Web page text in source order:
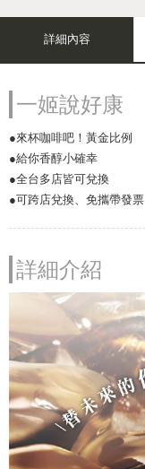
詳細內容
一姬說好康
●來杯咖啡吧！黃金比例
●給你香醇小確幸
●全台多店皆可兌換
●可跨店兌換、免攜帶發票
詳細介紹